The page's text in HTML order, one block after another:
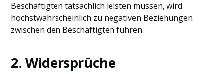
Beschäftigten tatsächlich leisten müssen, wird
höchstwahrscheinlich zu negativen Beziehungen
zwischen den Beschäftigten führen.
2. Widersprüche